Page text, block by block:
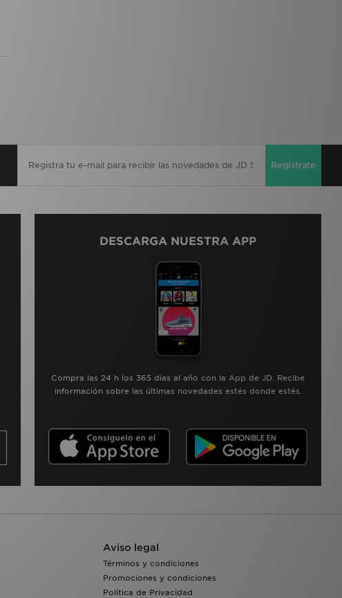
Regístrate
DESCARGA NUESTRA APP
Compra las 24 h los 365 días al año con la App de JD. Recibe
información sobre las últimas novedades estés donde estés.
Aviso legal
Términos y condiciones
Promociones y condiciones
Política de Privacidad